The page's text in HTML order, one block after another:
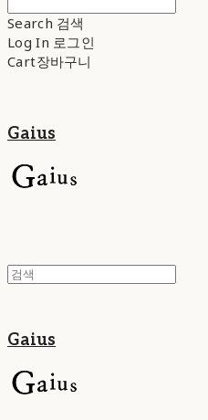
Search 검색
Log In 로그인
Cart장바구니
Gaius
Gaius